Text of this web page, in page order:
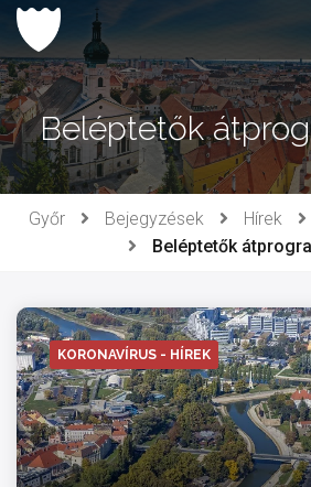
Ugrás
tartalomhoz
Beléptetők
Győr Bejegyzések Hírek
Beléptetők
KORONAVÍRUS - HÍREK